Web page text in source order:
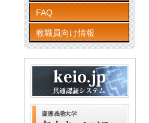
FAQ
教職員向け情報